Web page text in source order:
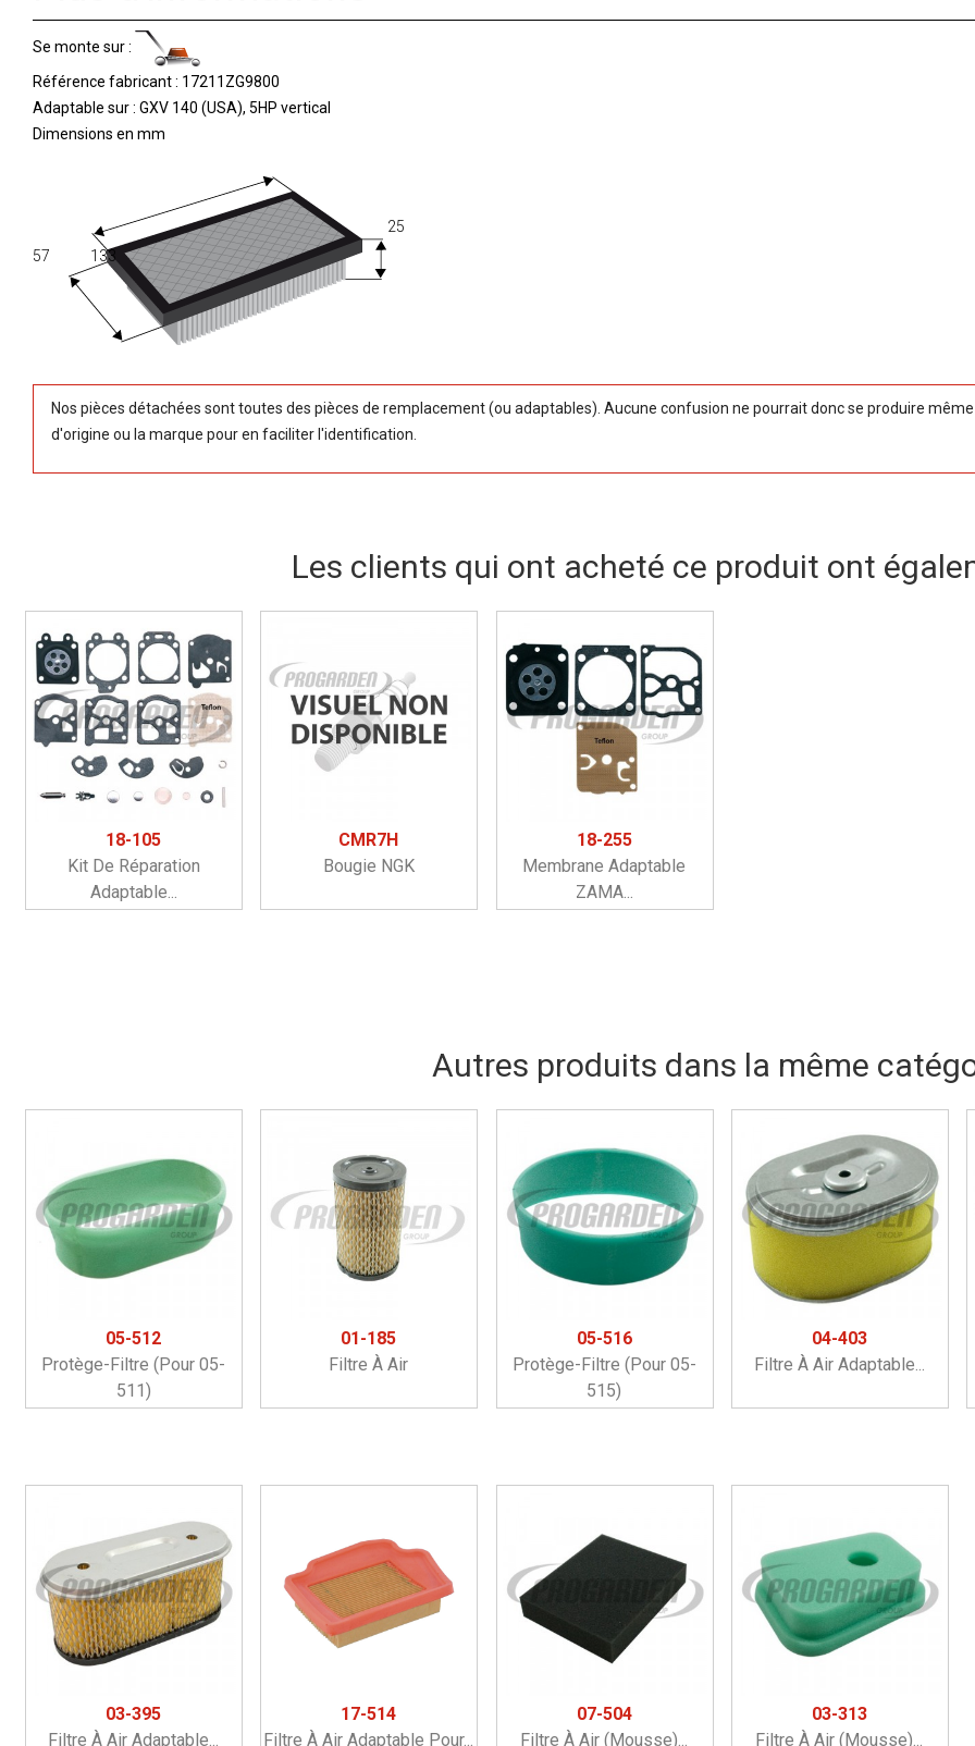
Se monte sur :
Référence fabricant : 17211ZG9800
Adaptable sur: GXV 140 (USA), 5HP vertical
Dimensions en mm
57 133
25
Nos pièces détachées sont toutes des pièces de remplacement (ou adaptables). Aucune confusion ne pourrait donc se produire
d'origine ou la marque pour en faciliter l'identification.
Les clients qui ont acheté ce produit ont
18-105
Kit De Réparation
Adaptable...
CMR7H
Bougie NGK
18-255
Membrane Adaptable
ZAMA...
Autres produits dans la même
05-512
Protège-Filtre (pour 05-
511)
01-185
Filtre À Air
05-516
Protège-Filtre (pour 05-
515)
04-403
Filtre À Air Adaptable...
03-395
Filtre À Air Adaptable...
17-514
Filtre À Air Adaptable Pour...
07-504
Filtre À Air (mousse)...
03-313
Filtre À Air (mousse)...